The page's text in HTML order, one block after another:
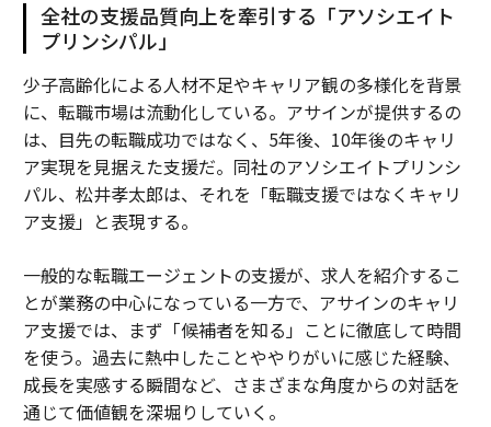
全社の支援品質向上を牽引する「アソシエイト
プリンシパル」
少子高齢化による人材不足やキャリア観の多様化を背景
に、転職市場は流動化している。アサインが提供するの
は、目先の転職成功ではなく、5年後、10年後のキャリ
ア実現を見据えた支援だ。同社のアソシエイトプリンシ
パル、松井孝太郎は、それを「転職支援ではなくキャリ
ア支援」と表現する。
一般的な転職エージェントの支援が、求人を紹介するこ
とが業務の中心になっている一方で、アサインのキャリ
ア支援では、まず「候補者を知る」ことに徹底して時間
を使う。過去に熱中したことややりがいに感じた経験、
成長を実感する瞬間など、さまざまな角度からの対話を
通じて価値観を深堀りしていく。